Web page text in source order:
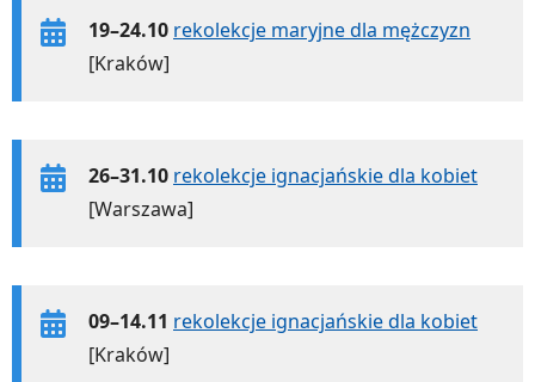
19–24.10 rekolekcje maryjne dla mężczyzn
[Kraków]
26–31.10 rekolekcje ignacjańskie dla kobiet
[Warszawa]
09–14.11 rekolekcje ignacjańskie dla kobiet
[Kraków]